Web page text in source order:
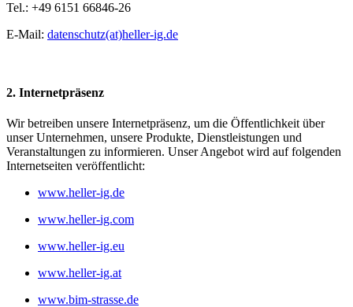
Tel.: +49 6151 66846-26
E-Mail: datenschutz(at)heller-ig.de
2. Internetpräsenz
Wir betreiben unsere Internetpräsenz, um die Öffentlichkeit über
unser Unternehmen, unsere Produkte, Dienstleistungen und
Veranstaltungen zu informieren. Unser Angebot wird auf folgenden
Internetseiten veröffentlicht:
www.heller-ig.de
www.heller-ig.com
www.heller-ig.eu
www.heller-ig.at
www.bim-strasse.de